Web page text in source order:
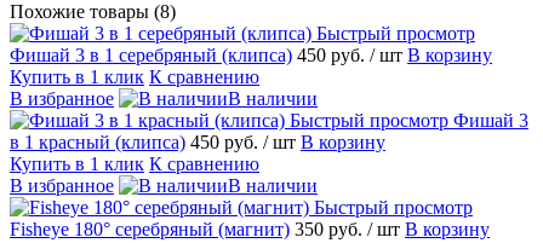
Похожие товары (8)
Быстрый просмотр
Фишай 3 в 1 серебряный (клипса) 450 руб. / шт В корзину
Купить в 1 клик К сравнению
В избранное
В наличии
Быстрый просмотр Фишай 3
в 1 красный (клипса) 450 руб. / шт В корзину
Купить в 1 клик К сравнению
В избранное
В наличии
Быстрый просмотр
Fisheye 180° серебряный (магнит) 350 руб. / шт В корзину